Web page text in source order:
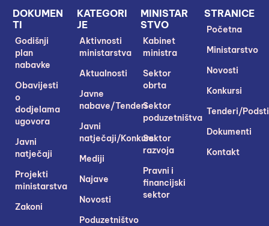
STRANICE
Početna
Ministarstvo
Novosti
Konkursi
Tenderi/
Dokumenti
Kontakt
MINISTAR
STVO
Kabinet
ministra
Sektor
obrta
Sektor
poduzetništva
Sektor
razvoja
Pravni i
financijski
sektor
KATEGORI
JE
Aktivnosti
ministarstva
Aktualnosti
Javne
nabave/Tenderi
Javni
natječaji/Konkursi
Mediji
Najave
Novosti
Poduzetništvo
DOKUMEN
TI
Godišnji
plan
nabavke
Obavijesti
o
dodjelama
ugovora
Javni
natječaji
Projekti
ministarstva
Zakoni